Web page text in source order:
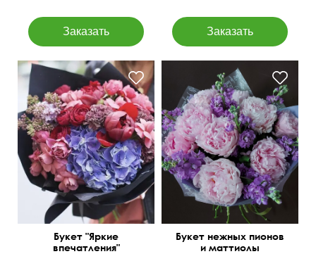
Кустовая роза
пионовидная, гвоздика
лунная, гортензия, пион,
сирень
Букет "Яркие
впечатления"
Букет нежных пионов
и маттиолы